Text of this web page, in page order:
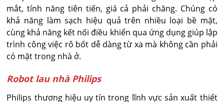
mắt, tính năng tiên tiến, giá cả phải chăng. Chúng có
khả năng làm sạch hiệu quả trên nhiều loại bề mặt,
cùng khả năng kết nối điều khiển qua ứng dụng giúp lập
trình công việc rô bốt dễ dàng từ xa mà không cần phải
có mặt trong nhà ở.
Robot lau nhà Philips
Philips thương hiệu uy tín trong lĩnh vực sản xuất thiết